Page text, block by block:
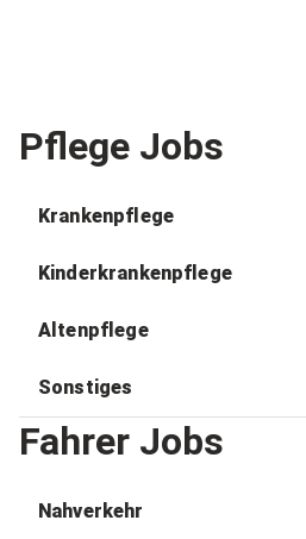
Pflege Jobs
Krankenpflege
Kinderkrankenpflege
Altenpflege
Sonstiges
Fahrer Jobs
Nahverkehr